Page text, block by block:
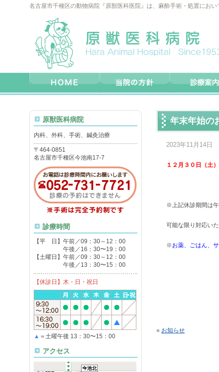
名古屋市千種区の動物病院『原獣医科医院』は、麻酔手術・処置におい
年末年始の
2023年11月14日
１２月３０日（土
※上記休診期間は
可能な限り対応い
※お薬、ごはん、
« お知らせ
原獣医科病院
内科、外科、手術、鍼灸治療
〒464-0851
名古屋市千種区今池南17-7
診療時間
【平 日】午前／09：30～12：00
午後／16：30〜19：00
【土曜日】午前／09：30～12：00
午後／13：30〜15：00
【休診日】木・日・祝日
▲ ＝土曜午後 13：30〜15：00
アクセス